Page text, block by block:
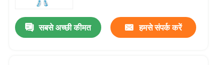
सबसे अच्छी कीमत हमसे संपर्क करें